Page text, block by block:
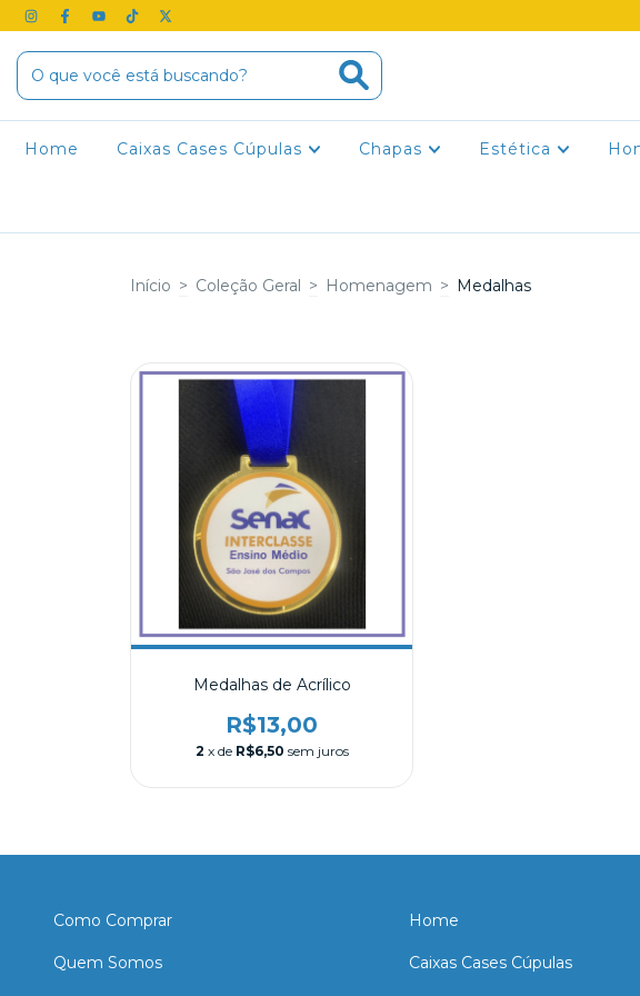
Home Caixas Cases Cúpulas Chapas Estética
Início > Coleção Geral > Homenagem > Medalhas
Medalhas de Acrílico
R$13,00
2 x de R$6,50 sem juros
Como Comprar
Quem Somos
Home
Caixas Cases Cúpulas